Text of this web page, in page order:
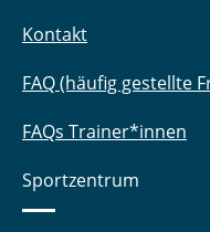
Kontakt
FAQ (häufig gestellte
FAQs Trainer*innen
Sportzentrum